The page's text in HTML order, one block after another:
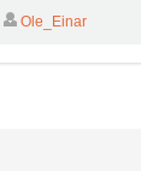
Ole_Einar